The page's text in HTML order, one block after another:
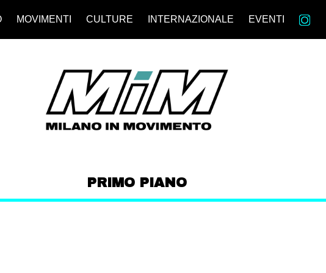
MOVIMENTI CULTURE INTERNAZIONALE EVENTI in
PRIMO PIANO